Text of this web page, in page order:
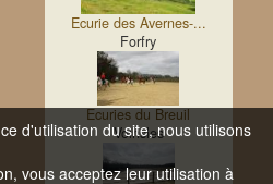
Ecurie des Avernes-...
Forfry
Ecuries du Breuil
Voinsles
d'utilisation du site, nous utilisons
vous acceptez leur utilisation à